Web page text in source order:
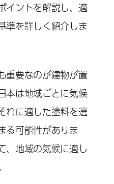
イントを解説し、適
準を詳しく紹介しま
重要なのが建物が置
本は地域ごとに気候
れに適した塗料を選
る可能性がありま
、地域の気候に適し